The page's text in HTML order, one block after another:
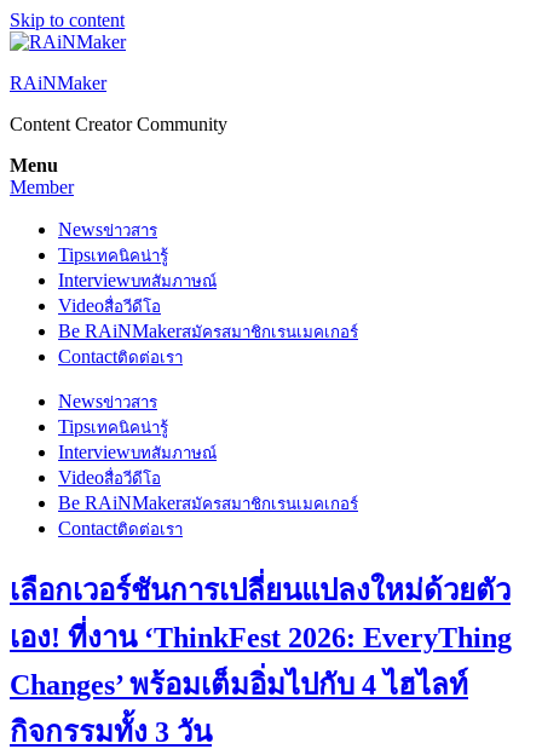
Skip to content
RAiNMaker
Content Creator Community
Menu
Member
Newsข่าวสาร
Tipsเทคนิคน่ารู้
Interviewบทสัมภาษณ์
Videoสื่อวีดีโอ
Be RAiNMakerสมัครสมาชิกเรนเมคเกอร์
Contactติดต่อเรา
Newsข่าวสาร
Tipsเทคนิคน่ารู้
Interviewบทสัมภาษณ์
Videoสื่อวีดีโอ
Be RAiNMakerสมัครสมาชิกเรนเมคเกอร์
Contactติดต่อเรา
เลือกเวอร์ชันการเปลี่ยนแปลงใหม่ด้วยตัว
เอง! ที่งาน ‘ThinkFest 2026: EveryThing
Changes’ พร้อมเต็มอิ่มไปกับ 4 ไฮไลท์
กิจกรรมทั้ง 3 วัน